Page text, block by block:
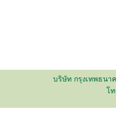
บริษัท กรุงเทพธนา
โ